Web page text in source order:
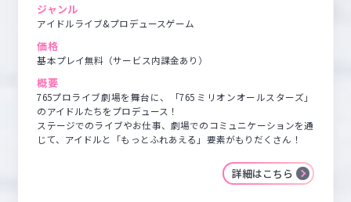
ジャンル
アイドルライブ&プロデュースゲーム
価格
基本プレイ無料（サービス内課金あり）
概要
765プロライブ劇場を舞台に、「765 ミリオンオールスターズ」
のアイドルたちをプロデュース！
ステージでのライブやお仕事、劇場でのコミュニケーションを通
じて、アイドルと「もっとふれあえる」要素がもりだくさん！
詳細はこちら